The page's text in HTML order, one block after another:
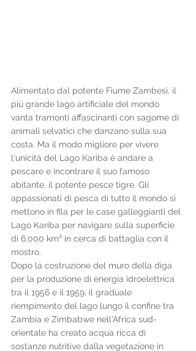
Alimentato dal potente Fiume Zambesi, il
più grande lago artificiale del mondo
vanta tramonti affascinanti con sagome di
animali selvatici che danzano sulla sua
costa. Ma il modo migliore per vivere
l'unicità del Lago Kariba è andare a
pescare e incontrare il suo famoso
abitante, il potente pesce tigre. Gli
appassionati di pesca di tutto il mondo si
mettono in fila per le case galleggianti del
Lago Kariba per navigare sulla superficie
di 6.000 km² in cerca di battaglia con il
mostro.
Dopo la costruzione del muro della diga
per la produzione di energia idroelettrica
tra il 1956 e il 1959, il graduale
riempimento del lago lungo il confine tra
Zambia e Zimbabwe nell'Africa sud-
orientale ha creato acqua ricca di
sostanze nutritive dalla vegetazione in